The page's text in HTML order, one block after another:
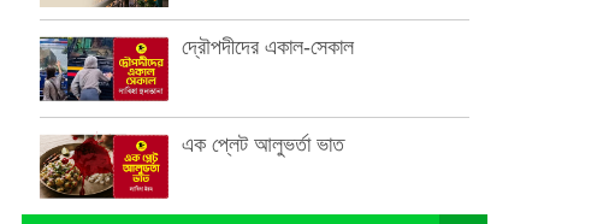
দ্রৌপদীদের একাল-সেকাল
এক প্লেট আলুভর্তা ভাত